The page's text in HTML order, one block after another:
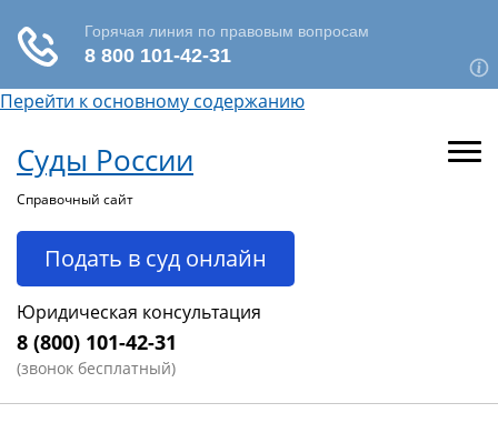
Перейти к основному содержанию
Суды России
Справочный сайт
Подать в суд онлайн
Юридическая консультация
8 (800) 101-42-31
(звонок бесплатный)